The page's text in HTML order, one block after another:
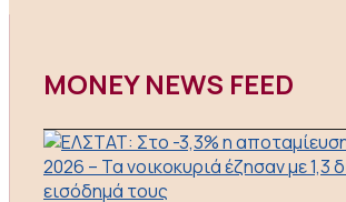
MONEY NEWS FEED